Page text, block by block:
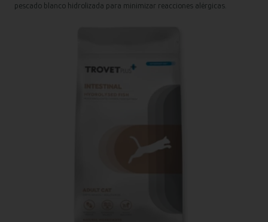
pescado blanco hidrolizada para minimizar reacciones alérgicas.